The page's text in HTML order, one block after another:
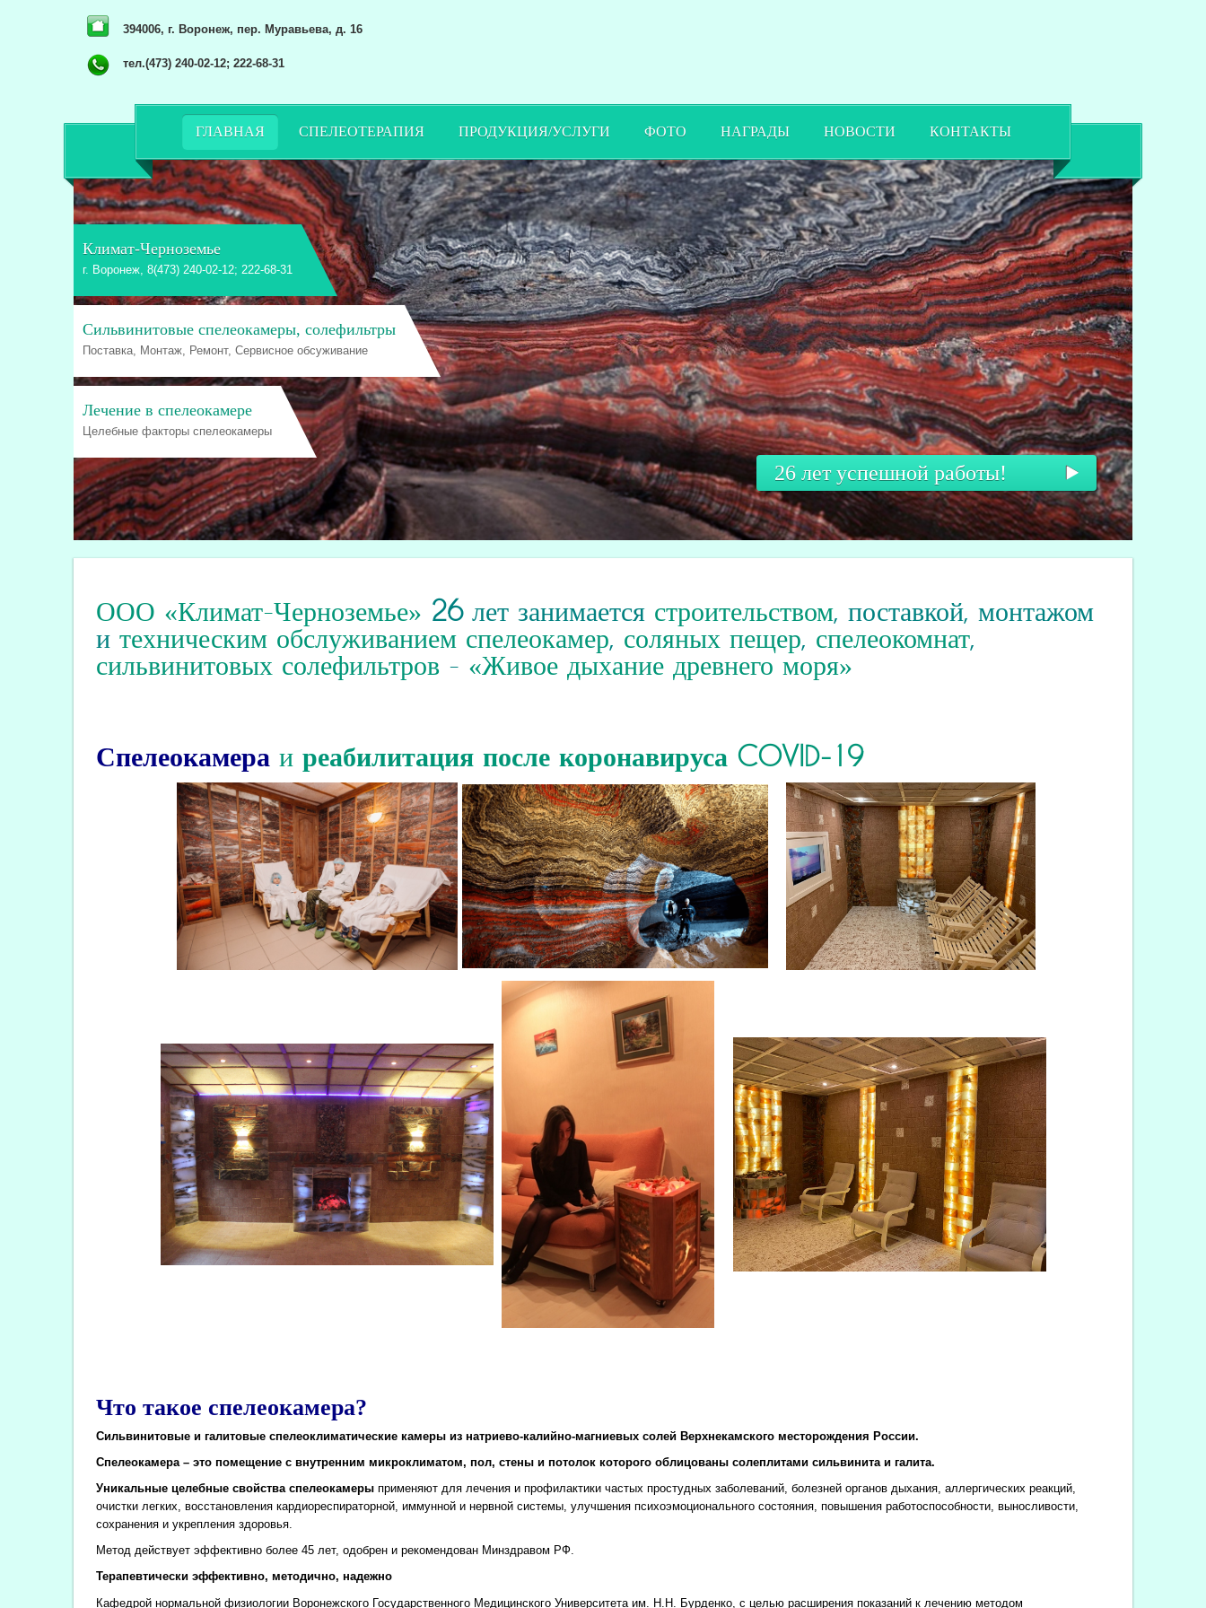
394006, г. Воронеж, пер. Муравьева, д. 16
тел.(473) 240-02-12; 222-68-31
ГЛАВНАЯ СПЕЛЕОТЕРАПИЯ ПРОДУКЦИЯ/УСЛУГИ ФОТО НАГРАДЫ НОВОСТИ КОНТАКТЫ
26 лет успешной работы!
Климат-Черноземье
г. Воронеж, 8(473) 240-02-12; 222-68-31
Сильвинитовые спелеокамеры, солефильтры
Поставка, Монтаж, Ремонт, Сервисное обсуживание
Лечение в спелеокамере
Целебные факторы спелеокамеры
ООО «Климат-Черноземье» 26лет занимается строительством, поставкой, монтажом
и техническим обслуживанием спелеокамер, соляных пещер, спелеокомнат,
сильвинитовых солефильтров - «Живое дыхание древнего моря»
Спелеокамера и реабилитация после коронавируса COVID-19
Что такое спелеокамера?
Сильвинитовые и галитовые спелеоклиматические камеры из натриево-калийно-магниевых солей Верхнекамского месторождения России.
Спелеокамера – это помещение с внутренним микроклиматом, пол, стены и потолок которого облицованы солеплитами сильвинита и галита.
Уникальные целебные свойства спелеокамеры применяют для лечения и профилактики частых простудных заболеваний, болезней органов дыхания, аллергических реакций,
очистки легких, восстановления кардиореспираторной, иммунной и нервной системы, улучшения психоэмоционального состояния, повышения работоспособности, выносливости,
сохранения и укрепления здоровья.
Метод действует эффективно более 45 лет, одобрен и рекомендован Минздравом РФ.
Терапевтически эффективно, методично, надежно
Кафедрой нормальной физиологии Воронежского Государственного Медицинского Университета им. Н.Н. Бурденко, с целью расширения показаний к лечению методом